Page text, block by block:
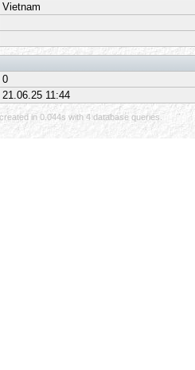
Vietnam
0
21.06.25 11:44
in 0.044s with 4 database queries.